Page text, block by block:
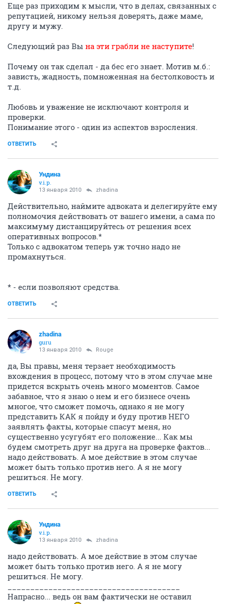
Еще раз приходим к мысли, что в делах, связанных с
репутацией, никому нельзя доверять, даже маме,
другу и мужу.
Следующий раз Вы на эти грабли не наступите!
Почему он так сделал - да бес его знает. Мотив м.б.:
зависть, жадность, помноженная на бестолковость и
т.д.
Любовь и уважение не исключают контроля и
проверки.
Понимание этого - один из аспектов взросления.
ОТВЕТИТЬ
Ундина
v.i.p.
13 января 2010 zhadina
Действительно, наймите адвоката и делегируйте ему
полномочия действовать от вашего имени, а сама по
максимуму дистанцируйтесь от решения всех
оперативных вопросов.*
Только с адвокатом теперь уж точно надо не
промахнуться.
* - если позволяют средства.
ОТВЕТИТЬ
zhadina
guru
13 января 2010 Rouge
да, Вы правы, меня терзает необходимость
вхождения в процесс, потому что в этом случае мне
придется вскрыть очень много моментов. Самое
забавное, что я знаю о нем и его бизнесе очень
многое, что сможет помочь, однако я не могу
представить КАК я пойду и буду против НЕГО
заявлять факты, которые спасут меня, но
существенно усугубят его положение... Как мы
будем смотреть друг на друга на проверке фактов...
надо действовать. А мое действие в этом случае
может быть только против него. А я не могу
решиться. Не могу.
ОТВЕТИТЬ
Ундина
v.i.p.
13 января 2010 zhadina
надо действовать. А мое действие в этом случае
может быть только против него. А я не могу
решиться. Не могу.
Напрасно... ведь он вам фактически не оставил